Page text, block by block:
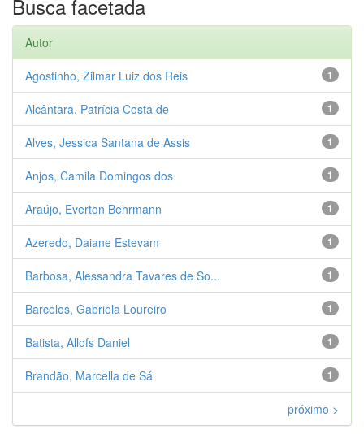
Busca facetada
Autor
1
Agostinho, Zilmar Luiz dos Reis
1
Alcântara, Patrícia Costa de
1
Alves, Jessica Santana de Assis
1
Anjos, Camila Domingos dos
1
Araújo, Everton Behrmann
1
Azeredo, Daiane Estevam
1
Barbosa, Alessandra Tavares de So...
1
Barcelos, Gabriela Loureiro
1
Batista, Allofs Daniel
1
Brandão, Marcella de Sá
próximo >